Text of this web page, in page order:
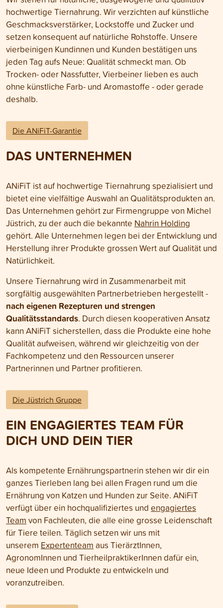
hochwertige Tiernahrung. Wir verzichten auf künstliche
Geschmacksverstärker, Lockstoffe und Zucker und
setzen konsequent auf natürliche Rohstoffe. Unsere
vierbeinigen Kundinnen und Kunden bestätigen uns
jeden Tag aufs Neue: Qualität schmeckt man. Ob
Trocken- oder Nassfutter, Vierbeiner lieben es auch
ohne künstliche Farb- und Aromastoffe - oder gerade
deshalb.
Die ANiFiT-Garantie
DAS UNTERNEHMEN
ANiFiT ist auf hochwertige Tiernahrung spezialisiert und
bietet eine vielfältige Auswahl an Qualitätsprodukten an.
Das Unternehmen gehört zur Firmengruppe von Michel
Jüstrich, zu der auch die bekannte Nahrin Holding
gehört. Alle Unternehmen legen bei der Entwicklung und
Herstellung ihrer Produkte grossen Wert auf Qualität und
Natürlichkeit.
Unsere Tiernahrung wird in Zusammenarbeit mit
sorgfältig ausgewählten Partnerbetrieben hergestellt -
nach eigenen Rezepturen und strengen
Qualitätsstandards. Durch diesen kooperativen Ansatz
kann ANiFiT sicherstellen, dass die Produkte eine hohe
Qualität aufweisen, während wir gleichzeitig von der
Fachkompetenz und den Ressourcen unserer
Partnerinnen und Partner profitieren.
Die Jüstrich Gruppe
EIN ENGAGIERTES TEAM FÜR
DICH UND DEIN TIER
Als kompetente Ernährungspartnerin stehen wir dir ein
ganzes Tierleben lang bei allen Fragen rund um die
Ernährung von Katzen und Hunden zur Seite. ANiFiT
verfügt über ein hochqualifiziertes und engagiertes
Team von Fachleuten, die alle eine grosse Leidenschaft
für Tiere teilen. Täglich setzen wir uns mit
unserem Expertenteam aus TierärztInnen,
AgronomInnen und TierheilpraktikerInnen dafür ein,
neue Ideen und Produkte zu entwickeln und
voranzutreiben.